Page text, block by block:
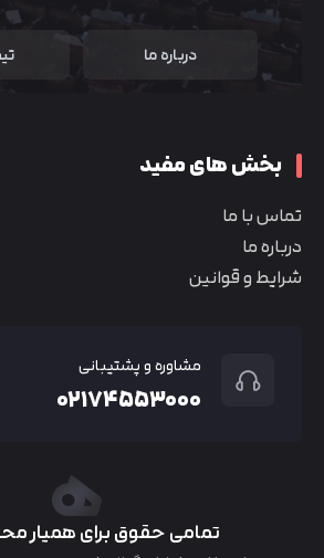
درباره ما
بخش های مفید
تماس با ما
درباره ما
شرایط و قوانین
مشاوره و پشتیبانی
۰۲۱۷۴۵۵۳۰۰۰
تمامی حقوق برای همیار